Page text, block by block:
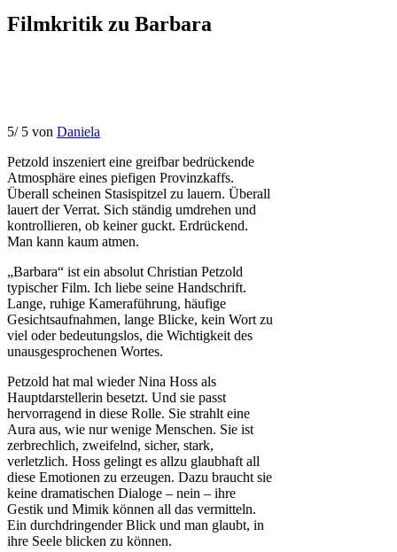
Filmkritik zu Barbara
5/ 5 von Daniela
Petzold inszeniert eine greifbar bedrückende
Atmosphäre eines piefigen Provinzkaffs.
Überall scheinen Stasispitzel zu lauern. Überall
lauert der Verrat. Sich ständig umdrehen und
kontrollieren, ob keiner guckt. Erdrückend.
Man kann kaum atmen.
„Barbara“ ist ein absolut Christian Petzold
typischer Film. Ich liebe seine Handschrift.
Lange, ruhige Kameraführung, häufige
Gesichtsaufnahmen, lange Blicke, kein Wort zu
viel oder bedeutungslos, die Wichtigkeit des
unausgesprochenen Wortes.
Petzold hat mal wieder Nina Hoss als
Hauptdarstellerin besetzt. Und sie passt
hervorragend in diese Rolle. Sie strahlt eine
Aura aus, wie nur wenige Menschen. Sie ist
zerbrechlich, zweifelnd, sicher, stark,
verletzlich. Hoss gelingt es allzu glaubhaft all
diese Emotionen zu erzeugen. Dazu braucht sie
keine dramatischen Dialoge – nein – ihre
Gestik und Mimik können all das vermitteln.
Ein durchdringender Blick und man glaubt, in
ihre Seele blicken zu können.